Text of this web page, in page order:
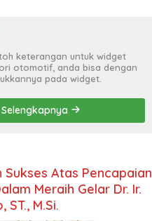
keterangan untuk widget
otomotif, anda bisa dengan
pada widget.
Selengkapnya
Sukses Atas Pencapaian
Meraih Gelar Dr. Ir.
ST., M.Si.